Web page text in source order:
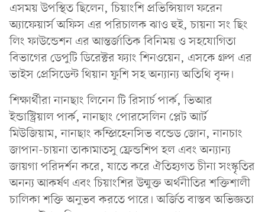
এসময় উপস্থিত ছিলেন, চিয়াংশি প্রভিন্সিয়াল ফরেন
অ্যাফেয়ার্স অফিস এর পরিচালক ঝাও হুই, চায়না সং ছিং
লিং ফাউন্ডেশন এর আন্তর্জাতিক বিনিময় ও সহযোগিতা
বিভাগের ডেপুটি ডিরেক্টর ফ্যাং শিনওয়েন, এসকে গ্রুপ এর
ভাইস প্রেসিডেন্ট থিয়ান ফুশি সহ অন্যান্য অতিথি বৃন্দ।
শিক্ষার্থীরা নানছাং লিনেন টি রিসার্চ পার্ক, ভিআর
ইন্ডাস্ট্রিয়াল পার্ক, নানছাং পোরসেলিন প্লেট আর্ট
মিউজিয়াম, নানছাং কম্প্রিহেনসিভ বন্ডেড জোন, নানচাং
জাপান-চায়না তাকামাতসু ফ্রেন্ডশিপ হল এবং অন্যান্য
জায়গা পরিদর্শন করে, যাতে করে ঐতিহ্যগত চীনা সংস্কৃতির
অনন্য আকর্ষণ এবং চিয়াংশির উন্মুক্ত অর্থনীতির শক্তিশালী
চালিকা শক্তি অনুভব করতে পারে। অর্জিত বাস্তব অভিজ্ঞতা